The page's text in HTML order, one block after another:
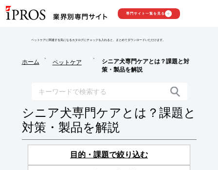
専門サイト一覧を見る
ペットケアに関連する気になるカタログにチェックを入れると、まとめてダウンロードいただけます。
ホーム
>
ペットケア
>
シニア犬専門ケアとは？課題と対
策・製品を解説
シニア犬専門ケアとは？課題と
対策・製品を解説
目的・課題で絞り込む